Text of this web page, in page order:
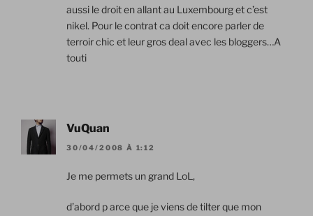
aussi le droit en allant au Luxembourg et c’est
nikel. Pour le contrat ca doit encore parler de
terroir chic et leur gros deal avec les bloggers…A
touti
VuQuan
30/04/2008 À 1:12
Je me permets un grand LoL,
d’abord p arce que je viens de tilter que mon